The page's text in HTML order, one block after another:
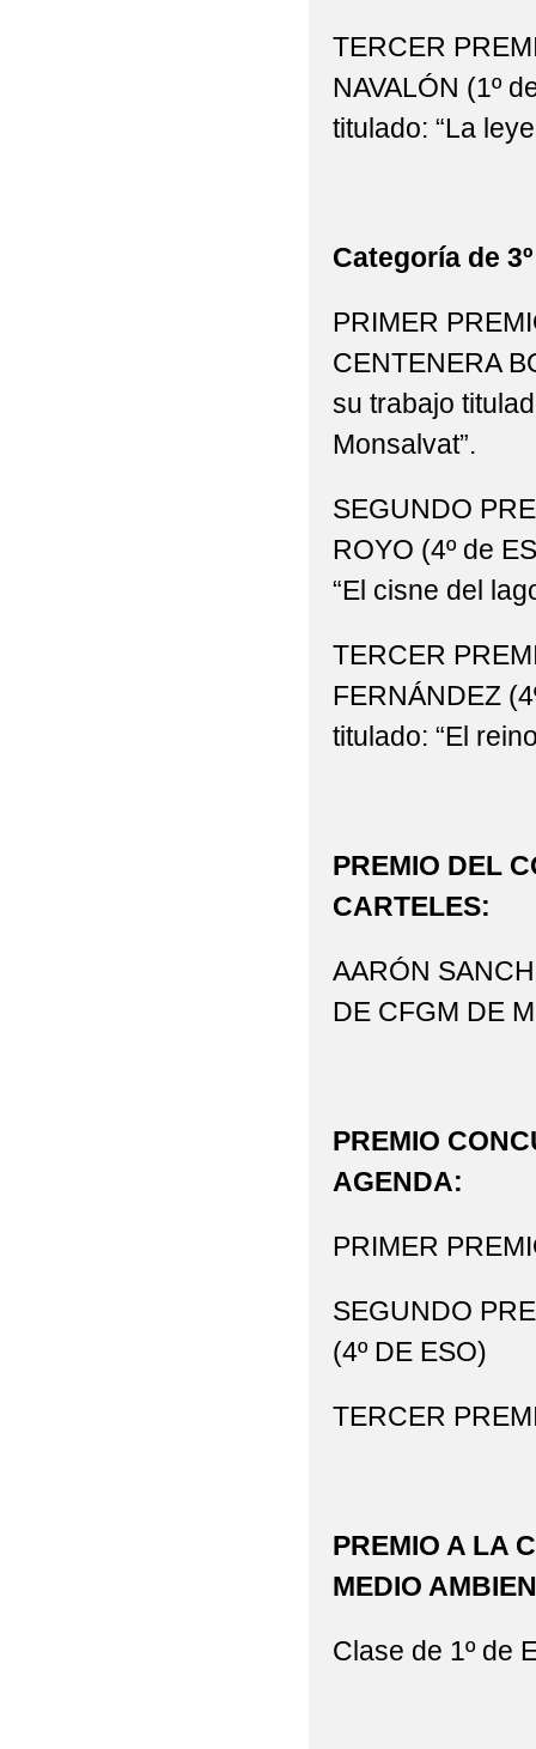
TERCER
NAVALÓN (1º
titulado: “La
Categoría de
PRIMER
CENTENERA
su trabajo
Monsalvat”.
SEGUNDO
ROYO (4º de
“El cisne del
TERCER
FERNÁNDEZ
titulado: “El
PREMIO DEL
CARTELES:
AARÓN
DE CFGM DE
PREMIO
AGENDA:
PRIMER
SEGUNDO
(4º DE ESO)
TERCER
PREMIO A LA
MEDIO
Clase de 1º de